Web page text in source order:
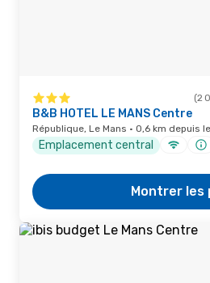
(2
B&B HOTEL LE MANS Centre
République, Le Mans · 0,6 km depuis
Emplacement central
Montrer les